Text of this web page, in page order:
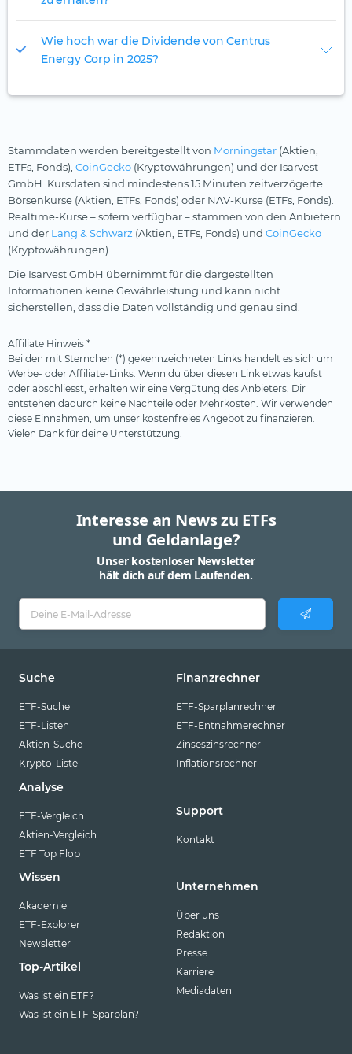
Wie hoch war die Dividende von Centrus
Energy Corp in 2025?
Stammdaten werden bereitgestellt von Morningstar (Aktien,
ETFs, Fonds), CoinGecko (Kryptowährungen) und der Isarvest
GmbH. Kursdaten sind mindestens 15 Minuten zeitverzögerte
Börsenkurse (Aktien, ETFs, Fonds) oder NAV-Kurse (ETFs, Fonds).
Realtime-Kurse – sofern verfügbar – stammen von den Anbietern
und der Lang & Schwarz (Aktien, ETFs, Fonds) und CoinGecko
(Kryptowährungen).
Die Isarvest GmbH übernimmt für die dargestellten
Informationen keine Gewährleistung und kann nicht
sicherstellen, dass die Daten vollständig und genau sind.
Affiliate Hinweis *
Bei den mit Sternchen (*) gekennzeichneten Links handelt es sich um
Werbe- oder Affiliate-Links. Wenn du über diesen Link etwas kaufst
oder abschliesst, erhalten wir eine Vergütung des Anbieters. Dir
entstehen dadurch keine Nachteile oder Mehrkosten. Wir verwenden
diese Einnahmen, um unser kostenfreies Angebot zu finanzieren.
Vielen Dank für deine Unterstützung.
Interesse an News zu ETFs
und Geldanlage?
Unser kostenloser Newsletter
hält dich auf dem Laufenden.
Suche
ETF-Suche
ETF-Listen
Aktien-Suche
Krypto-Liste
Analyse
ETF-Vergleich
Aktien-Vergleich
ETF Top Flop
Wissen
Akademie
ETF-Explorer
Newsletter
Top-Artikel
Was ist ein ETF?
Was ist ein ETF-Sparplan?
Finanzrechner
ETF-Sparplanrechner
ETF-Entnahmerechner
Zinseszinsrechner
Inflationsrechner
Support
Kontakt
Unternehmen
Über uns
Redaktion
Presse
Karriere
Mediadaten